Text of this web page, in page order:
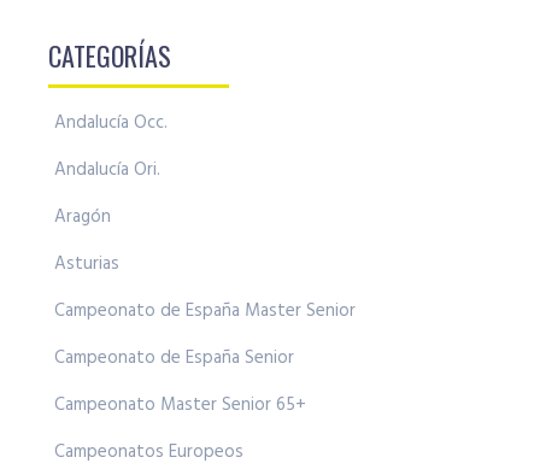
CATEGORÍAS
Andalucía Occ.
Andalucía Ori.
Aragón
Asturias
Campeonato de España Master Senior
Campeonato de España Senior
Campeonato Master Senior 65+
Campeonatos Europeos